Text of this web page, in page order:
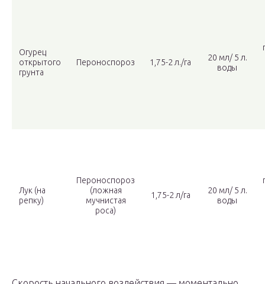
Огурец
открытого
грунта
Пероноспороз 1,75-2 л./га
20 мл/ 5 л.
воды
Лук (на
репку)
Пероноспороз
(ложная
мучнистая
роса)
1,75-2 л/га
20 мл/ 5 л.
воды